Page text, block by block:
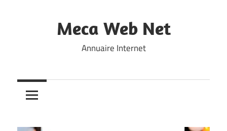
Meca Web Net
Annuaire Internet